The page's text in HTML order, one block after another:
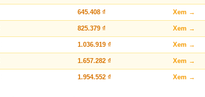
645.408 ₫ Xem →
825.379 ₫ Xem →
1.036.919 ₫ Xem →
1.657.282 ₫ Xem →
1.954.552 ₫ Xem →